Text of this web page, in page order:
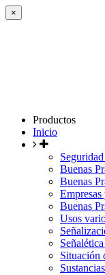
×
Productos
Inicio
Buenas
Buenas
Buenas
Usos
Situación